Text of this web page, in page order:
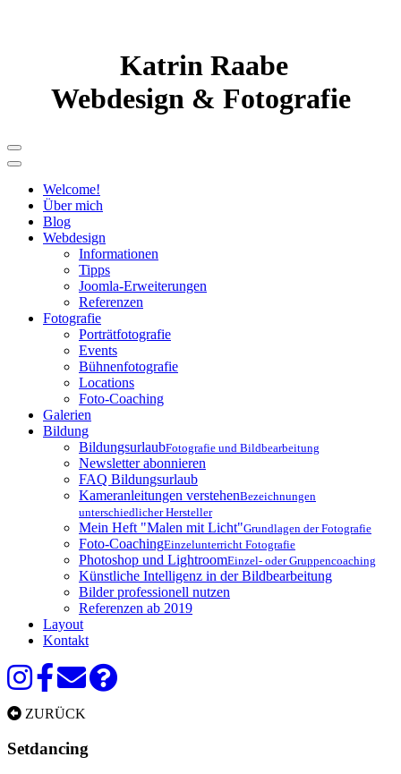
Katrin Raabe
Webdesign & Fotografie
Welcome!
Über mich
Blog
Webdesign
Informationen
Tipps
Joomla-Erweiterungen
Referenzen
Fotografie
Porträtfotografie
Events
Bühnenfotografie
Locations
Foto-Coaching
Galerien
Bildung
BildungsurlaubFotografie und Bildbearbeitung
Newsletter abonnieren
FAQ Bildungsurlaub
Kameranleitungen verstehenBezeichnungen
unterschiedlicher Hersteller
Mein Heft "Malen mit Licht"Grundlagen der Fotografie
Foto-CoachingEinzelunterricht Fotografie
Photoshop und LightroomEinzel- oder Gruppencoaching
Künstliche Intelligenz in der Bildbearbeitung
Bilder professionell nutzen
Referenzen ab 2019
Layout
Kontakt
ZURÜCK
Setdancing